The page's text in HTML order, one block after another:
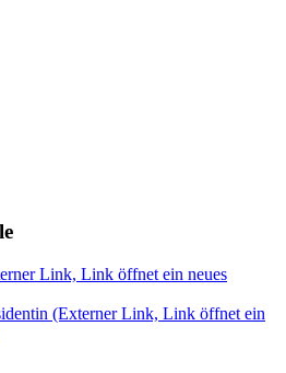
Link, Link öffnet ein neues
(Externer Link, Link öffnet ein